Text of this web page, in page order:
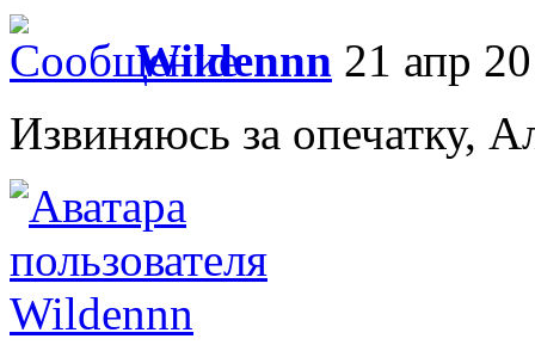
Wildennn 21 апр
Извиняюсь за опечатку,
Wildennn